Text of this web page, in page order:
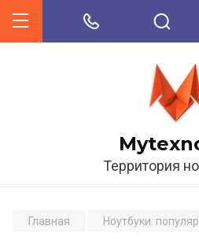
Территория
Главная Ноутбуки: